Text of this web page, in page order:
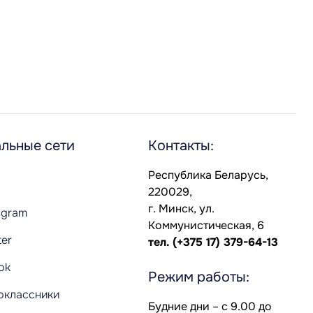
сети Контакты:
Республика Беларусь,
220029,
г. Минск, ул.
Коммунистическая, 6
тел. (+375 17) 379-64-13
Режим работы:
Будние дни – с 9.00 до